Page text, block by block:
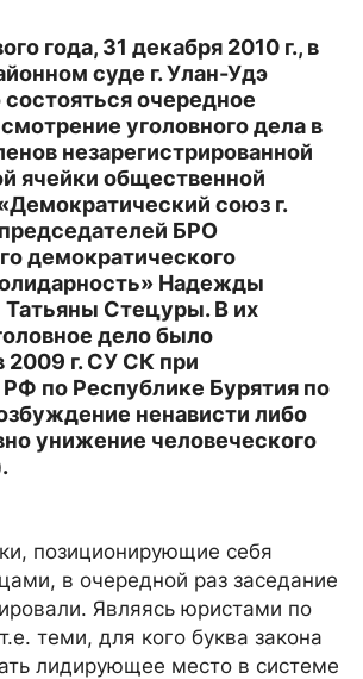
года, 31 декабря 2010 г., в
суде г. Улан-Удэ
очередное
уголовного дела в
незарегистрированной
ячейки общественной
союз г.
БРО
демократического
Надежды
Татьяны Стецуры. В их
дело было
2009 г. СУ СК при
по Республике Бурятия по
ненависти либо
унижение человеческого
позиционирующие себя
в очередной раз заседание
Являясь юристами по
теми, для кого буква закона
лидирующее место в системе